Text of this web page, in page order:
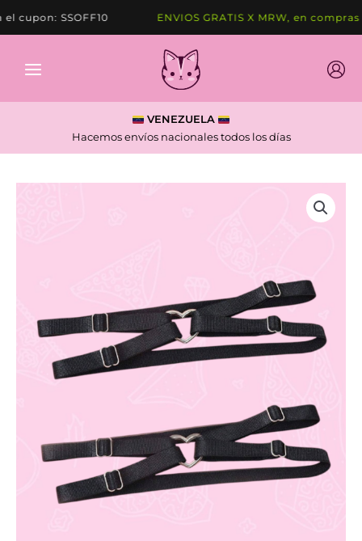
al
cupon: SSOFF10 ENVIOS GRATIS X MRW, en compras
VENEZUELA
Hacemos envíos nacionales todos los días